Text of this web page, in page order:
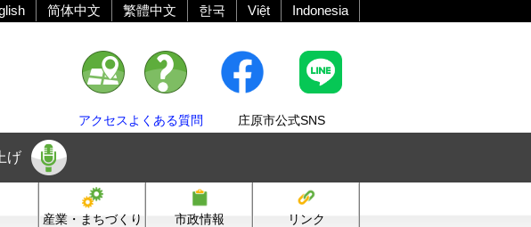
简体中文 繁體中文 한국 Việt Indonesia
アクセス よくある質問 庄原市公式SNS
げ
産業・まちづくり 市政情報 リンク